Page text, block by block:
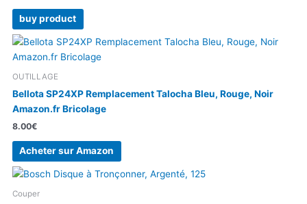
buy product
OUTILLAGE
Bellota SP24XP Remplacement Talocha Bleu, Rouge, Noir
Amazon.fr Bricolage
8.00€
Acheter sur Amazon
Couper